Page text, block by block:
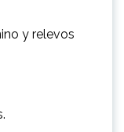
y relevos